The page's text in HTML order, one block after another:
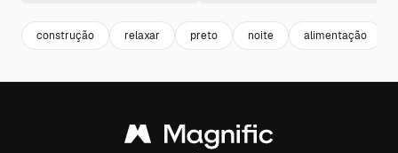
construção relaxar preto noite alimentação